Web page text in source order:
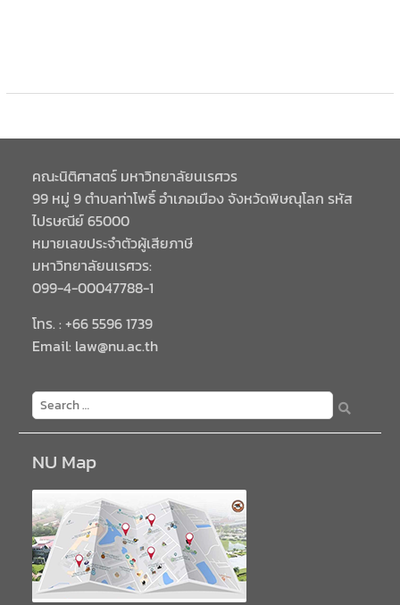
คณะนิติศาสตร์ มหาวิทยาลัยนเรศวร
99 หมู่ 9 ตำบลท่าโพธิ์ อำเภอเมือง จังหวัดพิษณุโลก รหัส
ไปรษณีย์ 65000
หมายเลขประจำตัวผู้เสียภาษี
มหาวิทยาลัยนเรศวร:
099-4-00047788-1
โทร. : +66 5596 1739
Email: law@nu.ac.th
NU Map